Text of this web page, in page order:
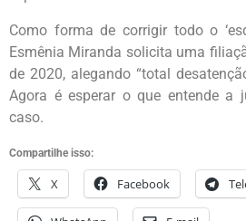
Como forma de corrigir todo o
Esmênia Miranda solicita uma
de 2020, alegando “total
Agora é esperar o que entende a
caso.
Compartilhe isso:
X Facebook